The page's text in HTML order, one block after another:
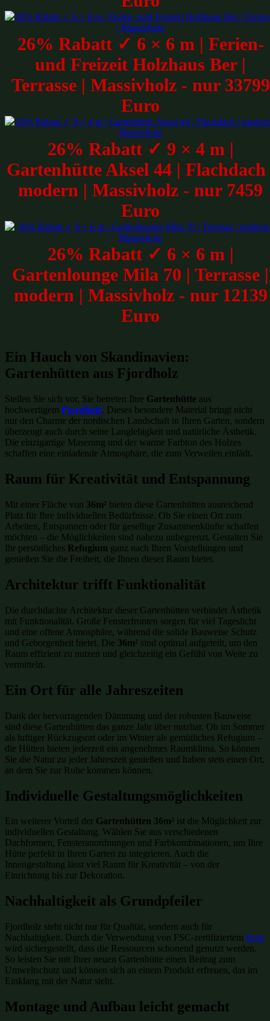
26% Rabatt ✓ 6 × 6 m | Ferien-
und Freizeit Holzhaus Ber |
Terrasse | Massivholz - nur 33799
Euro
26% Rabatt ✓ 9 × 4 m |
Gartenhütte Aksel 44 | Flachdach
modern | Massivholz - nur 7459
Euro
26% Rabatt ✓ 6 × 6 m |
Gartenlounge Mila 70 | Terrasse |
modern | Massivholz - nur 12139
Euro
Ein Hauch von Skandinavien:
Gartenhütten aus Fjordholz
Stellen Sie sich vor, Sie betreten Ihre Gartenhütte aus
hochwertigem Fjordholz. Dieses besondere Material bringt nicht
nur den Charme der nordischen Landschaft in Ihren Garten, sondern
überzeugt auch durch seine Langlebigkeit und natürliche Ästhetik.
Die einzigartige Maserung und der warme Farbton des Holzes
schaffen eine einladende Atmosphäre, die zum Verweilen einlädt.
Raum für Kreativität und Entspannung
Mit einer Fläche von 36m² bieten diese Gartenhütten ausreichend
Platz für Ihre individuellen Bedürfnisse. Ob Sie einen Ort zum
Arbeiten, Entspannen oder für gesellige Zusammenkünfte schaffen
möchten – die Möglichkeiten sind nahezu unbegrenzt. Gestalten Sie
Ihr persönliches Refugium ganz nach Ihren Vorstellungen und
genießen Sie die Freiheit, die Ihnen dieser Raum bietet.
Architektur trifft Funktionalität
Die durchdachte Architektur dieser Gartenhütten verbindet Ästhetik
mit Funktionalität. Große Fensterfronten sorgen für viel Tageslicht
und eine offene Atmosphäre, während die solide Bauweise Schutz
und Geborgenheit bietet. Die 36m² sind optimal aufgeteilt, um den
Raum effizient zu nutzen und gleichzeitig ein Gefühl von Weite zu
vermitteln.
Ein Ort für alle Jahreszeiten
Dank der hervorragenden Dämmung und der robusten Bauweise
sind diese Gartenhütten das ganze Jahr über nutzbar. Ob im Sommer
als luftiger Rückzugsort oder im Winter als gemütliches Refugium –
die Hütten bieten jederzeit ein angenehmes Raumklima. So können
Sie die Natur zu jeder Jahreszeit genießen und haben stets einen Ort,
an dem Sie zur Ruhe kommen können.
Individuelle Gestaltungsmöglichkeiten
Ein weiterer Vorteil der Gartenhütten 36m² ist die Möglichkeit zur
individuellen Gestaltung. Wählen Sie aus verschiedenen
Dachformen, Fensteranordnungen und Farbkombinationen, um Ihre
Hütte perfekt in Ihren Garten zu integrieren. Auch die
Innengestaltung lässt viel Raum für Kreativität – von der
Einrichtung bis zur Dekoration.
Nachhaltigkeit als Grundpfeiler
Fjordholz steht nicht nur für Qualität, sondern auch für
Nachhaltigkeit. Durch die Verwendung von FSC-zertifiziertem Holz
wird sichergestellt, dass die Ressourcen schonend genutzt werden.
So leisten Sie mit Ihrer neuen Gartenhütte einen Beitrag zum
Umweltschutz und können sich an einem Produkt erfreuen, das im
Einklang mit der Natur steht.
Montage und Aufbau leicht gemacht